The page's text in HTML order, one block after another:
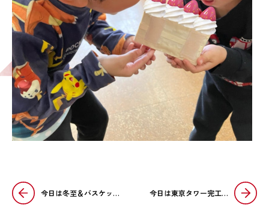
今日は冬至＆バスケッ… 今日は東京タワー完工…